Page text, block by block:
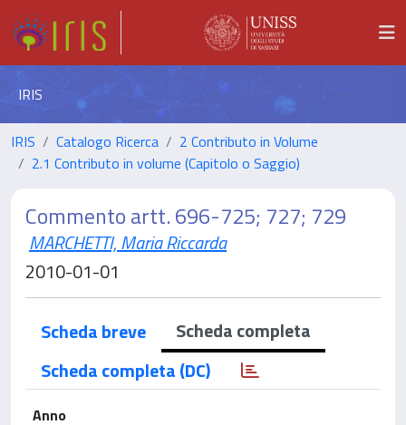
IRIS
IRIS Catalogo Ricerca
2 Contributo in Volume
2.1 Contributo in volume (Capitolo o Saggio)
Commento artt. 696-725; 727; 729
MARCHETTI, Maria Riccarda
2010-01-01
Scheda breve
Scheda completa
Scheda completa (DC)
Anno